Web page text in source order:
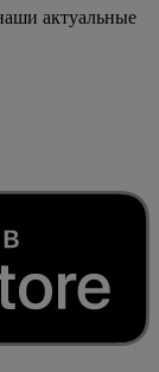
актуальные